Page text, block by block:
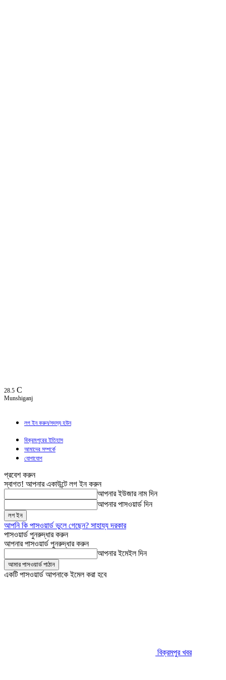
28.5 C
Munshiganj
লগ ইন করুন/সদস্য হউন
বিক্রমপুরের ইতিহাস
আমাদের সম্পর্কে
যোগাযোগ
প্রবেশ করুন
স্বাগত! আপনার একাউন্টে লগ ইন করুন
আপনার ইউজার নাম দিন
আপনার পাসওয়ার্ড দিন
আপনি কি পাসওয়ার্ড ভুলে গেছেন? সাহায্য দরকার
পাসওয়ার্ড পুনরুদ্ধার করুন
আপনার পাসওয়ার্ড পুনরুদ্ধার করুন
আপনার ইমেইল দিন
একটি পাসওয়ার্ড আপনাকে ইমেল করা হবে
বিক্রমপুর খবর